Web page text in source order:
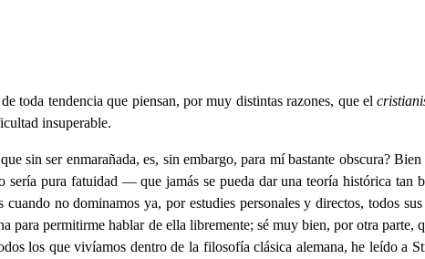
toda tendencia que piensan, por muy distintas razones, que el
insuperable.
sin ser enmarañada, es, sin embargo, para mí bastante obscura?
pura fatuidad — que jamás se pueda dar una teoría histórica tan
cuando no dominamos ya, por estudies personales y directos, todos
para permitirme hablar de ella libremente; sé muy bien, por otra
los que vivíamos dentro de la filosofía clásica alemana, he leído a